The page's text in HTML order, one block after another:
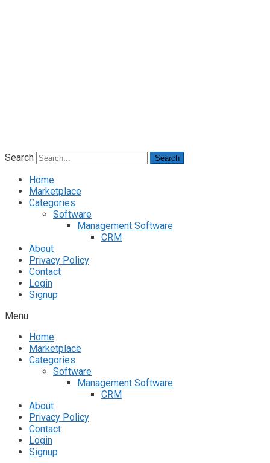
Search Search
Home
Marketplace
Categories
Software
Management Software
CRM
About
Privacy Policy
Contact
Login
Signup
Menu
Home
Marketplace
Categories
Software
Management Software
CRM
About
Privacy Policy
Contact
Login
Signup